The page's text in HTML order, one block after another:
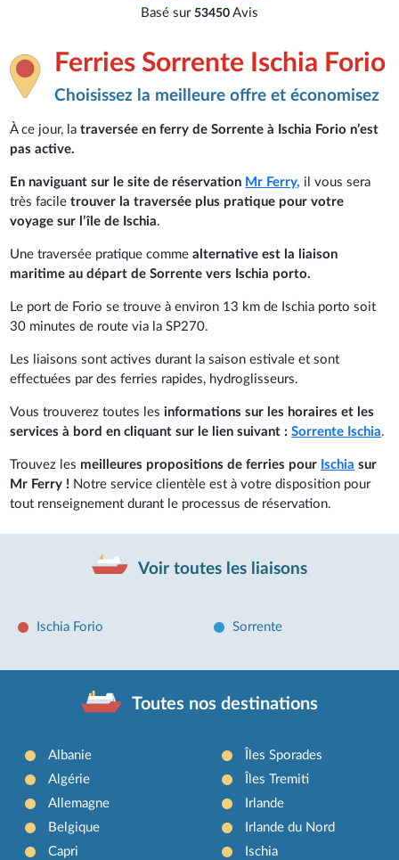
Basé sur 53450 Avis
Ferries Sorrente Ischia Forio
Choisissez la meilleure offre et économisez
À ce jour, latraversée en ferry de Sorrente à Ischia Forio n’est
pas active.
En naviguant sur le site de réservation Mr Ferry, il vous sera
très faciletrouver la traversée plus pratique pour votre
voyage sur l’île de Ischia.
Une traversée pratique commealternative est la liaison
maritime au départ de Sorrente vers Ischia porto.
Le port de Forio se trouve à environ 13 km de Ischia porto soit
30 minutes de route via la SP270.
Les liaisons sont actives durant la saison estivale et sont
effectuées par des ferries rapides, hydroglisseurs.
Vous trouverez toutes les informations sur les horaires et les
services à bord en cliquant sur le lien suivant :Sorrente Ischia.
Trouvez les meilleures propositions de ferries pour Ischia sur
Mr Ferry ! Notre service clientèle est à votre disposition pour
tout renseignement durant le processus de réservation.
Voir toutes les liaisons
Ischia Forio Sorrente
Toutes nos destinations
Albanie
Algérie
Allemagne
Belgique
Capri
Îles Sporades
Îles Tremiti
Irlande
Irlande du Nord
Ischia